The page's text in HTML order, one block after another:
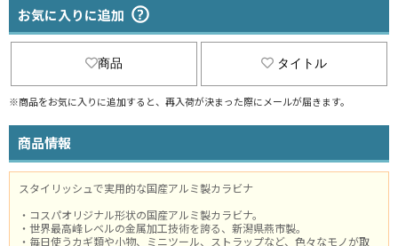
お気に入りに追加
商品 タイトル
※商品をお気に入りに追加すると、再入荷が決まった際にメールが届きます。
商品情報
スタイリッシュで実用的な国産アルミ製カラビナ
・コスパオリジナル形状の国産アルミ製カラビナ。
・世界最高峰レベルの金属加工技術を誇る、新潟県燕市製。
・毎日使うカギ類や小物、ミニツール、ストラップなど、色々なモノが取